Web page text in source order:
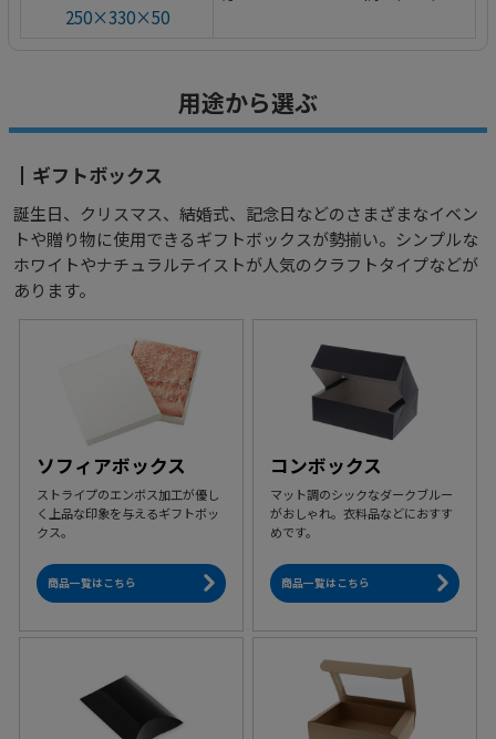
250×330×50
用途から選ぶ
ギフトボックス
誕生日、クリスマス、結婚式、記念日などのさまざまなイベン
トや贈り物に使用できるギフトボックスが勢揃い。シンプルな
ホワイトやナチュラルテイストが人気のクラフトタイプなどが
あります。
ソフィアボックス
ストライプのエンボス加工が優し
く上品な印象を与えるギフトボッ
クス。
商品一覧はこちら
コンボックス
マット調のシックなダークブルー
がおしゃれ。衣料品などにおすす
めです。
商品一覧はこちら